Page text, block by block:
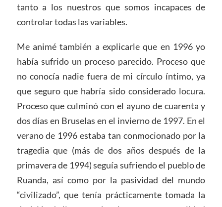
tanto a los nuestros que somos incapaces de
controlar todas las variables.
Me animé también a explicarle que en 1996 yo
había sufrido un proceso parecido. Proceso que
no conocía nadie fuera de mi círculo íntimo, ya
que seguro que habría sido considerado locura.
Proceso que culminó con el ayuno de cuarenta y
dos días en Bruselas en el invierno de 1997. En el
verano de 1996 estaba tan conmocionado por la
tragedia que (más de dos años después de la
primavera de 1994) seguía sufriendo el pueblo de
Ruanda, así como por la pasividad del mundo
“civilizado”, que tenía prácticamente tomada la